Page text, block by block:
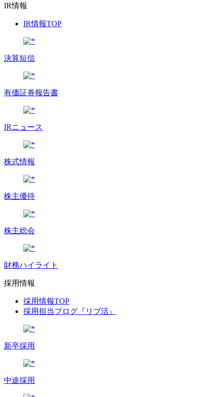
IR情報
IR情報TOP
決算短信
有価証券報告書
IRニュース
株式情報
株主優待
株主総会
財務ハイライト
採用情報
採用情報TOP
採用担当ブログ『リブ活』
新卒採用
中途採用